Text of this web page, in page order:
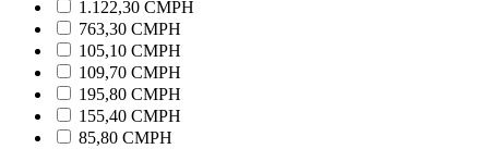
1.122,30 CMPH
763,30 CMPH
105,10 CMPH
109,70 CMPH
195,80 CMPH
155,40 CMPH
85,80 CMPH